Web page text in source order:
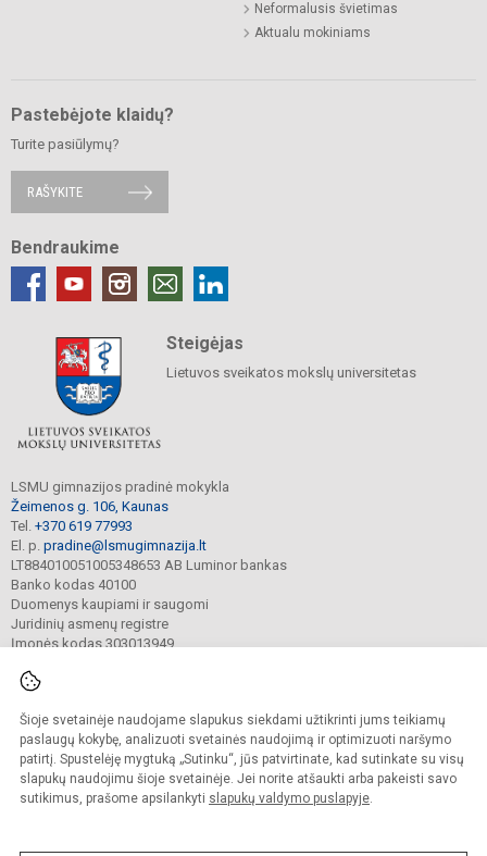
Šioje svetainėje naudojame slapukus siekdami užtikrinti jums teikiamų
paslaugų kokybę, analizuoti svetainės naudojimą ir optimizuoti naršymo
patirtį. Spustelėję mygtuką „Sutinku“, jūs patvirtinate, kad sutinkate su visų
slapukų naudojimu šioje svetainėje. Jei norite atšaukti arba pakeisti savo
sutikimus, prašome apsilankyti slapukų valdymo puslapyje.
Neformalusis švietimas
Aktualu mokiniams
Pastebėjote klaidų?
Turite pasiūlymų?
RAŠYKITE
Bendraukime
Steigėjas
Lietuvos sveikatos mokslų universitetas
LSMU gimnazijos pradinė mokykla
Žeimenos g. 106, Kaunas
Tel. +370 619 77993
El. p. pradine@lsmugimnazija.lt
LT884010051005348653 AB Luminor bankas
Banko kodas 40100
Duomenys kaupiami ir saugomi
Juridinių asmenų registre
Įmonės kodas 303013949
© 2022. LSMU gimnazijos pradinė mokykla. Visos teisės saugomos.
Kopijuoti turinį be raštiško mokyklos sutikimo griežtai draudžiama.
Prieinamumo paraiška Slapukų valdymas
Sumanus būdas atnaujinti